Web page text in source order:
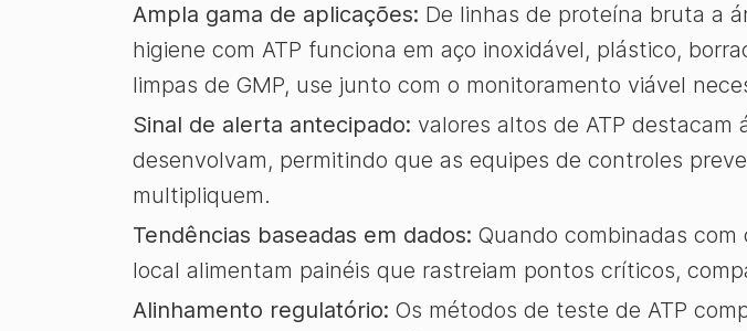
Ampla gama de aplicações: De linhas de proteína bruta a
higiene com ATP funciona em aço inoxidável, plástico,
limpas de GMP, use junto com o monitoramento viável
Sinal de alerta antecipado: valores altos de ATP destacam
desenvolvam, permitindo que as equipes de controles
multipliquem.
Tendências baseadas em dados: Quando combinadas
local alimentam painéis que rastreiam pontos críticos,
Alinhamento regulatório: Os métodos de teste de ATP